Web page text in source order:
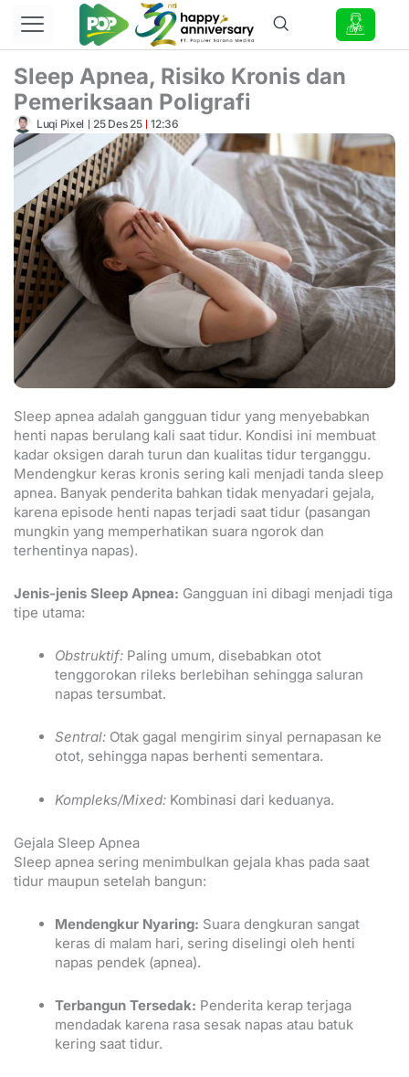
Lewati
konten
Sleep Apnea, Risiko Kronis dan
Pemeriksaan Poligrafi
Luqi Pixel 25 Des 25 12:36
Sleep apnea adalah gangguan tidur yang menyebabkan
henti napas berulang kali saat tidur. Kondisi ini membuat
kadar oksigen darah turun dan kualitas tidur terganggu.
Mendengkur keras kronis sering kali menjadi tanda sleep
apnea. Banyak penderita bahkan tidak menyadari gejala,
karena episode henti napas terjadi saat tidur (pasangan
mungkin yang memperhatikan suara ngorok dan
terhentinya napas).
Jenis-jenis Sleep Apnea: Gangguan ini dibagi menjadi tiga
tipe utama:
Obstruktif: Paling umum, disebabkan otot
tenggorokan rileks berlebihan sehingga saluran
napas tersumbat.
Sentral: Otak gagal mengirim sinyal pernapasan ke
otot, sehingga napas berhenti sementara.
Kompleks/Mixed: Kombinasi dari keduanya.
Gejala Sleep Apnea
Sleep apnea sering menimbulkan gejala khas pada saat
tidur maupun setelah bangun:
Mendengkur Nyaring: Suara dengkuran sangat
keras di malam hari, sering diselingi oleh henti
napas pendek (apnea).
Terbangun Tersedak: Penderita kerap terjaga
mendadak karena rasa sesak napas atau batuk
kering saat tidur.